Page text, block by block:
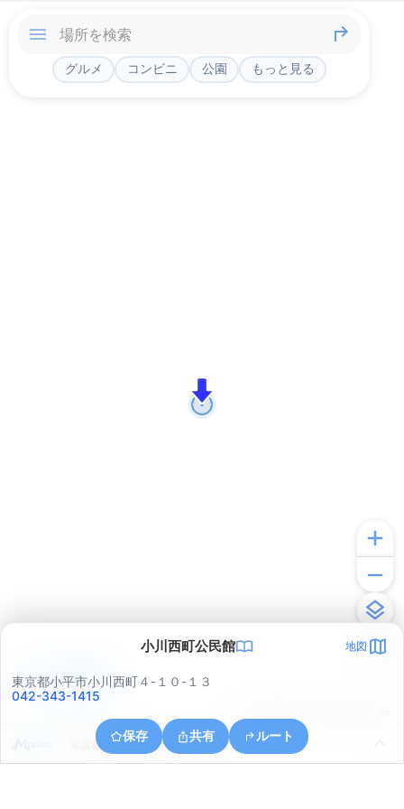
グルメ コンビニ 公園 もっと見る
小川西町公民館 地図
東京都小平市小川西町４-１０-１３
042-343-1415
保存 共有 ルート
東京都小平市上水本町４丁目４
アプリで見る